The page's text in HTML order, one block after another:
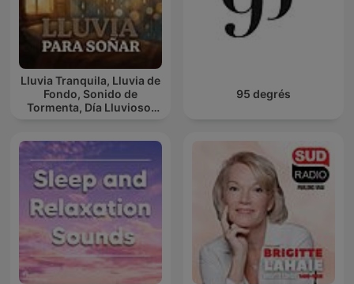
Lluvia Tranquila, Lluvia de
Fondo, Sonido de
Tormenta, Día Lluvioso,
95 degrés